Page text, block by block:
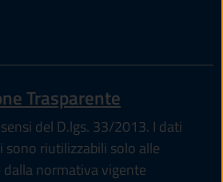
Trasparente
del D.lgs. 33/2013. I dati
sono riutilizzabili solo alle
normativa vigente